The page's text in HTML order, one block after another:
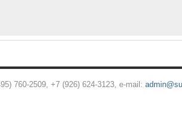
760-2509, +7 (926) 624-3123, e-mail: